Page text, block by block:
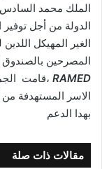
الملك محمد السادس
الدولة من أجل توفير
الغير المهيكل
المصرحين
RAMED ،قامت
الاسر المستهدفة
بهدا الدعم
مقالات ذات صلة